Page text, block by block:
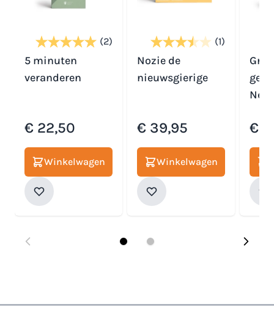
(2)
5 minuten
veranderen
€ 22,50
Winkelwagen
(1)
Nozie de
nieuwsgierige
€ 39,95
Winkelwagen
Grej
€